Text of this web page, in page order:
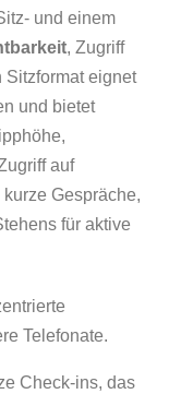
und einem
, Zugriff
Sitzformat eignet
und bietet
auf
Gespräche,
für aktive
Telefonate.
Check-ins, das